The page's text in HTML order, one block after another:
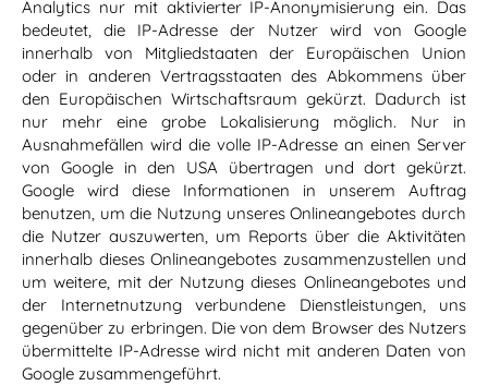
Analytics nur mit aktivierter IP-Anonymisierung ein. Das
bedeutet, die IP-Adresse der Nutzer wird von Google
innerhalb von Mitgliedstaaten der Europäischen Union
oder in anderen Vertragsstaaten des Abkommens über
den Europäischen Wirtschaftsraum gekürzt. Dadurch ist
nur mehr eine grobe Lokalisierung möglich. Nur in
Ausnahmefällen wird die volle IP-Adresse an einen Server
von Google in den USA übertragen und dort gekürzt.
Google wird diese Informationen in unserem Auftrag
benutzen, um die Nutzung unseres Onlineangebotes durch
die Nutzer auszuwerten, um Reports über die Aktivitäten
innerhalb dieses Onlineangebotes zusammenzustellen und
um weitere, mit der Nutzung dieses Onlineangebotes und
der Internetnutzung verbundene Dienstleistungen, uns
gegenüber zu erbringen. Die von dem Browser des Nutzers
übermittelte IP-Adresse wird nicht mit anderen Daten von
Google zusammengeführt.